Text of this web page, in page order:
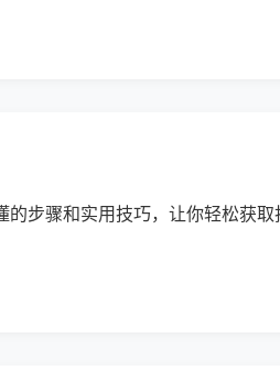
步骤和实用技巧，让你轻松获取